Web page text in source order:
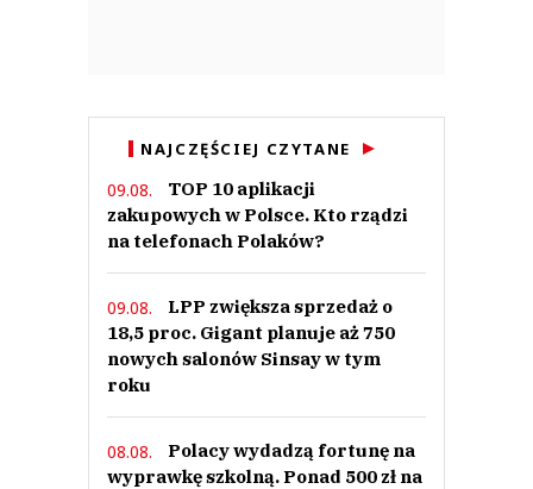
NAJCZĘŚCIEJ CZYTANE
09.08.
TOP 10 aplikacji
zakupowych w Polsce. Kto rządzi
na telefonach Polaków?
09.08.
LPP zwiększa sprzedaż o
18,5 proc. Gigant planuje aż 750
nowych salonów Sinsay w tym
roku
08.08.
Polacy wydadzą fortunę na
wyprawkę szkolną. Ponad 500 zł na